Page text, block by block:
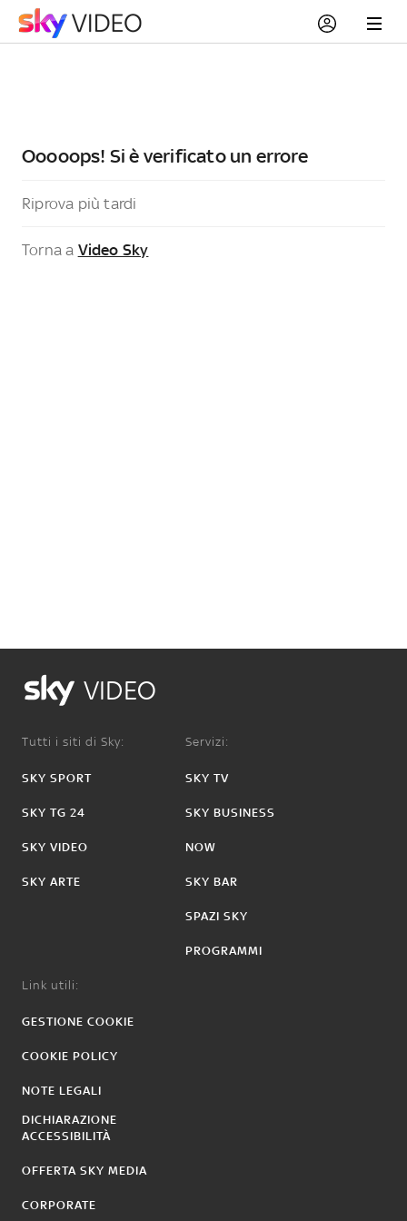
Ooooops! Si è verificato un errore
Riprova più tardi
Torna a Video Sky
VIDEO
Tutti i siti di Sky:
SKY SPORT
SKY TG 24
SKY VIDEO
SKY ARTE
Servizi:
SKY TV
SKY BUSINESS
NOW
SKY BAR
SPAZI SKY
PROGRAMMI
Link utili:
GESTIONE COOKIE
COOKIE POLICY
NOTE LEGALI
DICHIARAZIONE
ACCESSIBILITÀ
OFFERTA SKY MEDIA
CORPORATE